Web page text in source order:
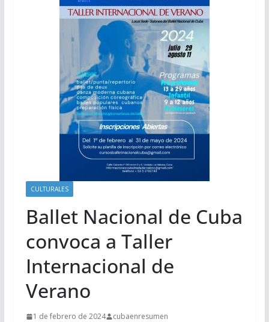
CULTURALES
Ballet Nacional de Cuba
convoca a Taller
Internacional de
Verano
1 de febrero de 2024 cubaenresumen